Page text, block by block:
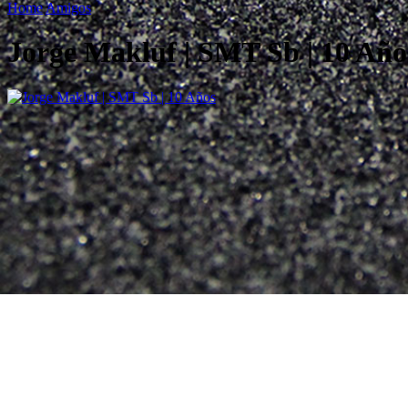
HomeAmigos
Jorge Makluf | SMT Sb | 10